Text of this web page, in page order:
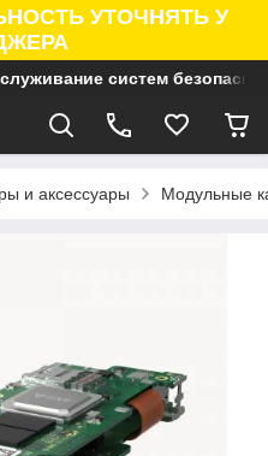
УТОЧНЯТЬ У
систем
и аксессуары Модульные